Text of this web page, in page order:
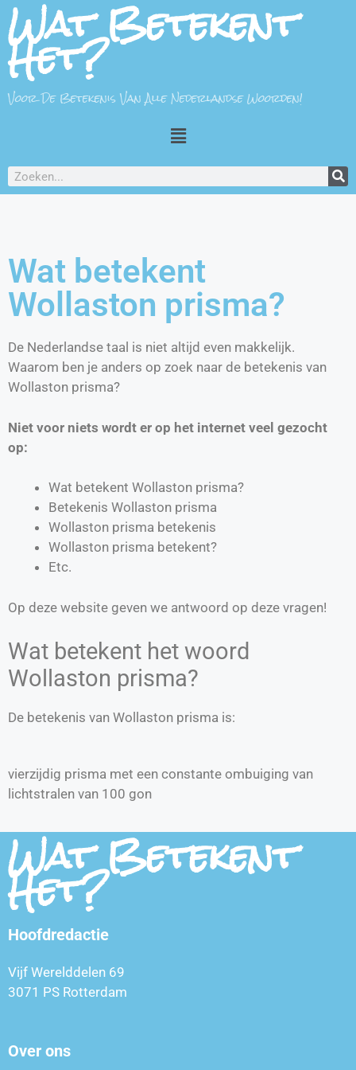
Wat Betekent
Het?
Voor De Betekenis Van Alle Nederlandse Woorden!
Wat betekent
Wollaston prisma?
De Nederlandse taal is niet altijd even makkelijk.
Waarom ben je anders op zoek naar de betekenis van
Wollaston prisma?
Niet voor niets wordt er op het internet veel gezocht
op:
Wat betekent Wollaston prisma?
Betekenis Wollaston prisma
Wollaston prisma betekenis
Wollaston prisma betekent?
Etc.
Op deze website geven we antwoord op deze vragen!
Wat betekent het woord
Wollaston prisma?
De betekenis van Wollaston prisma is:
vierzijdig prisma met een constante ombuiging van
lichtstralen van 100 gon
Wat Betekent
Het?
Hoofdredactie
Vijf Werelddelen 69
3071 PS Rotterdam
Over ons